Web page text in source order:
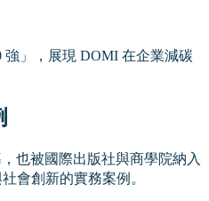
強」，展現 DOMI 在企業減碳
也被國際出版社與商學院納入
會創新的實務案例。